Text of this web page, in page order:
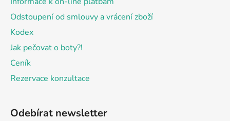
Odstoupení od smlouvy a vrácení zboží
Kodex
Jak pečovat o boty?!
Ceník
Rezervace konzultace
Odebírat newsletter